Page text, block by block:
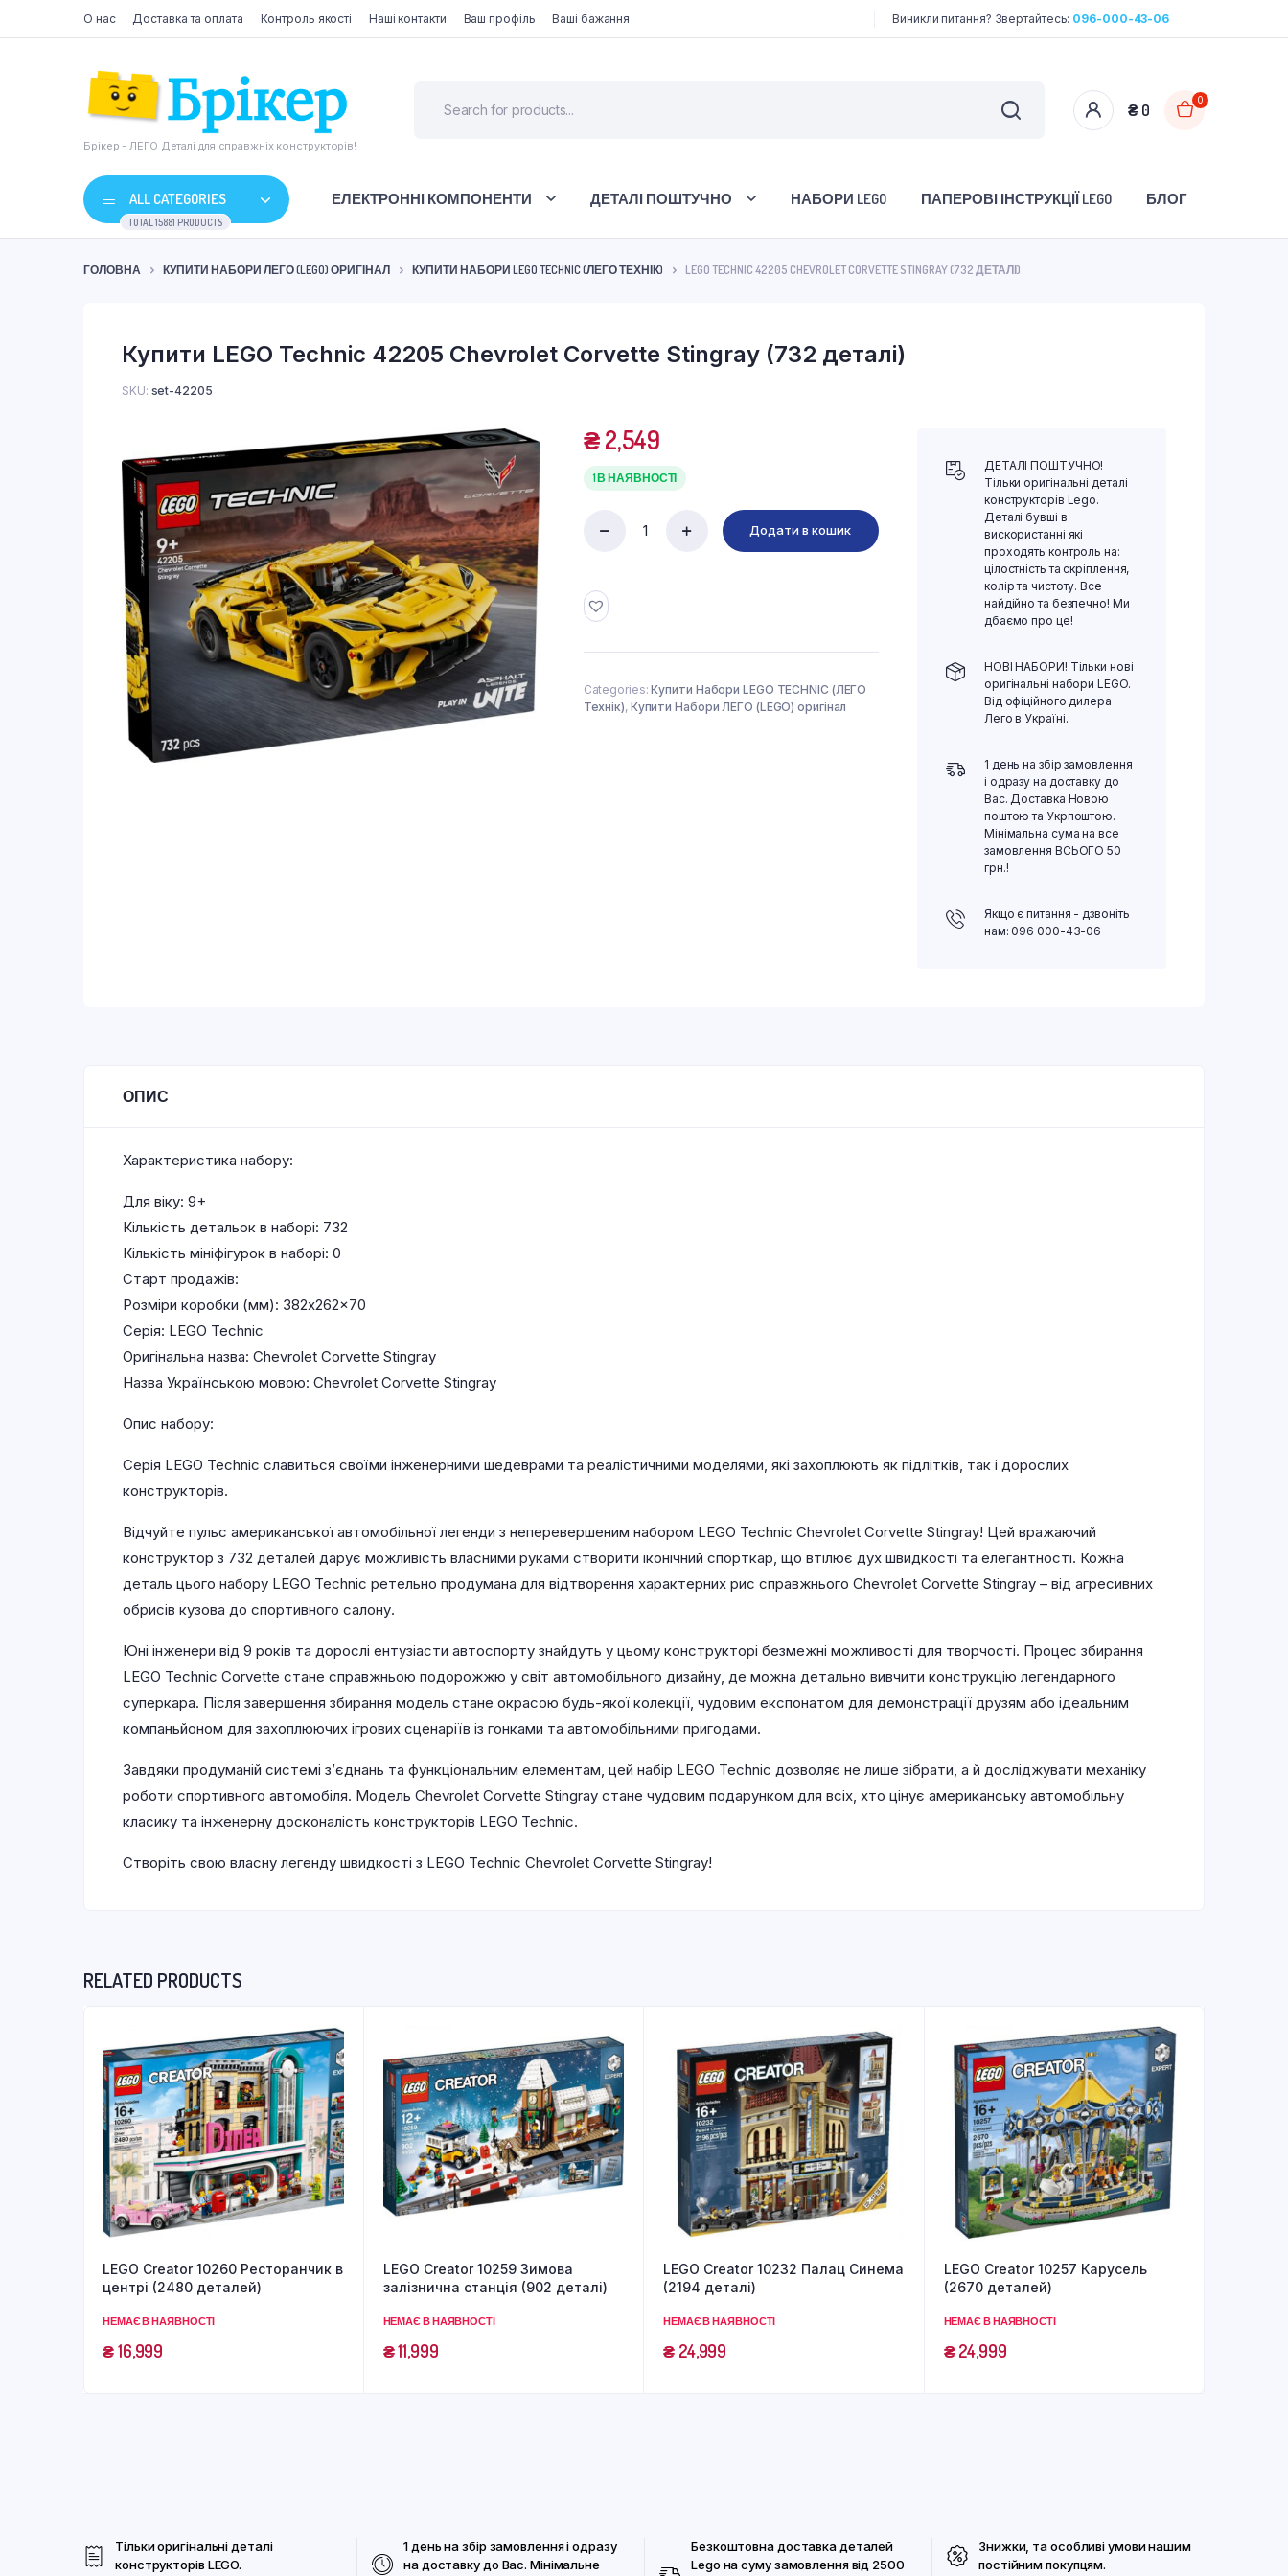
О нас Доставка та оплата Контроль якості Наші контакти Ваш профіль Ваші бажання Виникли питання? Звертайтесь: 096-000-43-06
Брікер - ЛЕГО Деталі для справжніх конструкторів!
₴ 0
0
ALL CATEGORIES
TOTAL 15881 PRODUCTS
ЕЛЕКТРОННІ КОМПОНЕНТИ ДЕТАЛІ ПОШТУЧНО НАБОРИ LEGO ПАПЕРОВІ ІНСТРУКЦІЇ LEGO БЛОГ
ГОЛОВНА КУПИТИ НАБОРИ ЛЕГО (LEGO) ОРИГІНАЛ КУПИТИ НАБОРИ LEGO TECHNIC (ЛЕГО ТЕХНІК) LEGO TECHNIC 42205 CHEVROLET CORVETTE STINGRAY (732 ДЕТАЛІ)
Купити LEGO Technic 42205 Chevrolet Corvette Stingray (732 деталі)
SKU: set-42205
₴2,549
1 В НАЯВНОСТІ
Chevrolet
Corvette
quantity
Додати в кошик
Categories:Купити Набори LEGO TECHNIC (ЛЕГО
Технік), Купити Набори ЛЕГО (LEGO) оригінал
ДЕТАЛІ ПОШТУЧНО!
Тільки оригінальні деталі
конструкторів Lego.
Деталі бувші в
вискористанні які
проходять контроль на:
цілостність та скріплення,
колір та чистоту. Все
найдійно та безпечно! Ми
дбаємо про це!
НОВІ НАБОРИ! Тільки нові
оригінальні набори LEGO.
Від офіційного дилера
Лего в Україні.
1 день на збір замовлення
і одразу на доставку до
Вас. Доставка Новою
поштою та Укрпоштою.
Мінімальна сума на все
замовлення ВСЬОГО 50
грн.!
Якщо є питання - дзвоніть
нам: 096 000-43-06
ОПИС
Характеристика набору:
Для віку: 9+
Кількість детальок в наборі: 732
Кількість мініфігурок в наборі: 0
Старт продажів:
Розміри коробки (мм): 382x262x70
Серія: LEGO Technic
Оригінальна назва: Chevrolet Corvette Stingray
Назва Українською мовою: Chevrolet Corvette Stingray
Опис набору:
Серія LEGO Technic славиться своїми інженерними шедеврами та реалістичними моделями, які захоплюють як підлітків, так і дорослих
конструкторів.
Відчуйте пульс американської автомобільної легенди з неперевершеним набором LEGO Technic Chevrolet Corvette Stingray! Цей вражаючий
конструктор з 732 деталей дарує можливість власними руками створити іконічний спорткар, що втілює дух швидкості та елегантності. Кожна
деталь цього набору LEGO Technic ретельно продумана для відтворення характерних рис справжнього Chevrolet Corvette Stingray – від агресивних
обрисів кузова до спортивного салону.
Юні інженери від 9 років та дорослі ентузіасти автоспорту знайдуть у цьому конструкторі безмежні можливості для творчості. Процес збирання
LEGO Technic Corvette стане справжньою подорожжю у світ автомобільного дизайну, де можна детально вивчити конструкцію легендарного
суперкара. Після завершення збирання модель стане окрасою будь-якої колекції, чудовим експонатом для демонстрації друзям або ідеальним
компаньйоном для захоплюючих ігрових сценаріїв із гонками та автомобільними пригодами.
Завдяки продуманій системі з’єднань та функціональним елементам, цей набір LEGO Technic дозволяє не лише зібрати, а й досліджувати механіку
роботи спортивного автомобіля. Модель Chevrolet Corvette Stingray стане чудовим подарунком для всіх, хто цінує американську автомобільну
класику та інженерну досконалість конструкторів LEGO Technic.
Створіть свою власну легенду швидкості з LEGO Technic Chevrolet Corvette Stingray!
RELATED PRODUCTS
LEGO Creator 10260 Ресторанчик в
центрі (2480 деталей)
НЕМАЄ В НАЯВНОСТІ
₴16,999
LEGO Creator 10259 Зимова
залізнична станція (902 деталі)
НЕМАЄ В НАЯВНОСТІ
₴11,999
LEGO Creator 10232 Палац Синема
(2194 деталі)
НЕМАЄ В НАЯВНОСТІ
₴24,999
LEGO Creator 10257 Карусель
(2670 деталей)
НЕМАЄ В НАЯВНОСТІ
₴24,999
Тільки оригінальні деталі
конструкторів LEGO.
1 день на збір замовлення і одразу
на доставку до Вас. Мінімальне
Безкоштовна доставка деталей
Lego на суму замовлення від 2500
Знижки, та особливі умови нашим
постійним покупцям.